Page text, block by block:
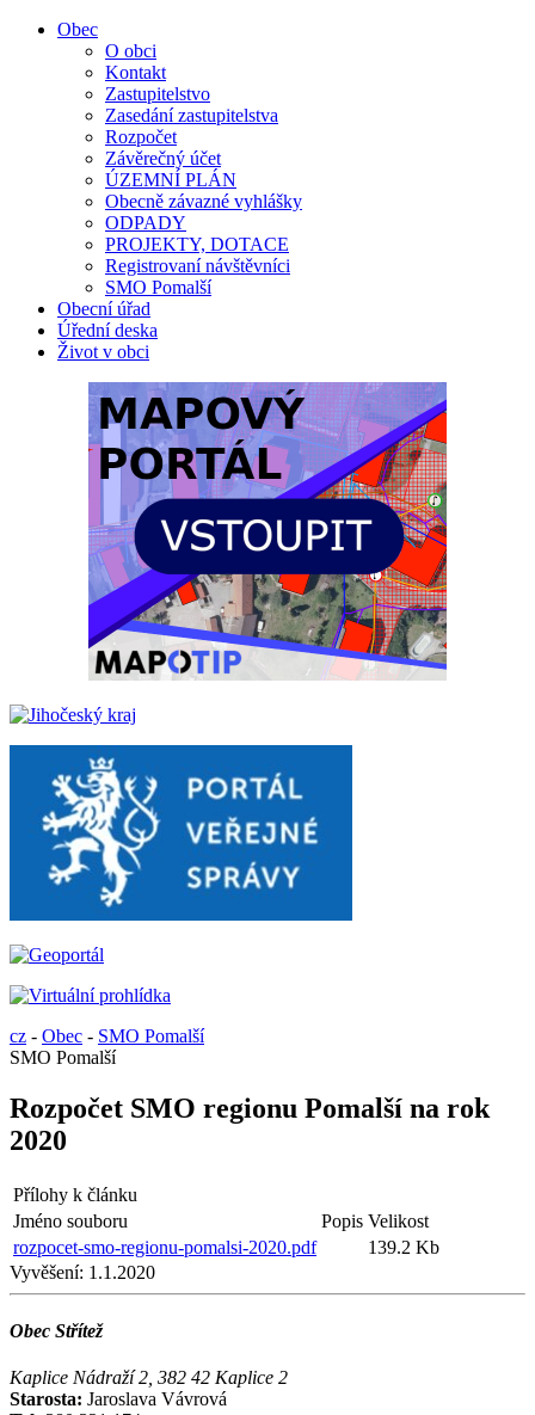
Obec
O obci
Kontakt
Zastupitelstvo
Zasedání zastupitelstva
Rozpočet
Závěrečný účet
ÚZEMNÍ PLÁN
Obecně závazné vyhlášky
ODPADY
PROJEKTY, DOTACE
Registrovaní návštěvníci
SMO Pomalší
Obecní úřad
Úřední deska
Život v obci
cz - Obec - SMO Pomalší
SMO Pomalší
Rozpočet SMO regionu Pomalší na rok
2020
Přílohy k článku
Jméno souboru
Popis Velikost
rozpocet-smo-regionu-pomalsi-2020.pdf
139.2 Kb
Vyvěšení: 1.1.2020
Obec Střítež
Kaplice Nádraží 2, 382 42 Kaplice 2
Starosta: Jaroslava Vávrová